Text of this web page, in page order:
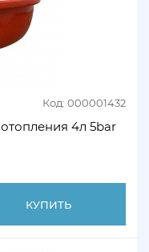
Код: 000001432
4л 5bar
КУПИТЬ